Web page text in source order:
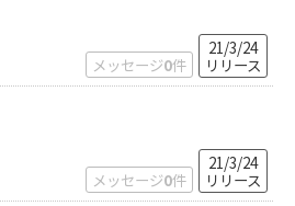
メッセージ0件
21/3/24
リリース
メッセージ0件
21/3/24
リリース